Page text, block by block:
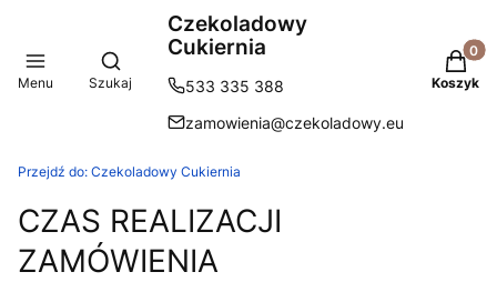
Menu
Otwórz wyszukiwarkę
Szukaj
Czekoladowy
Cukiernia
533 335 388
zamowienia@czekoladowy.eu
Koszyk
Przejdź do: Czekoladowy Cukiernia
CZAS REALIZACJI
ZAMÓWIENIA